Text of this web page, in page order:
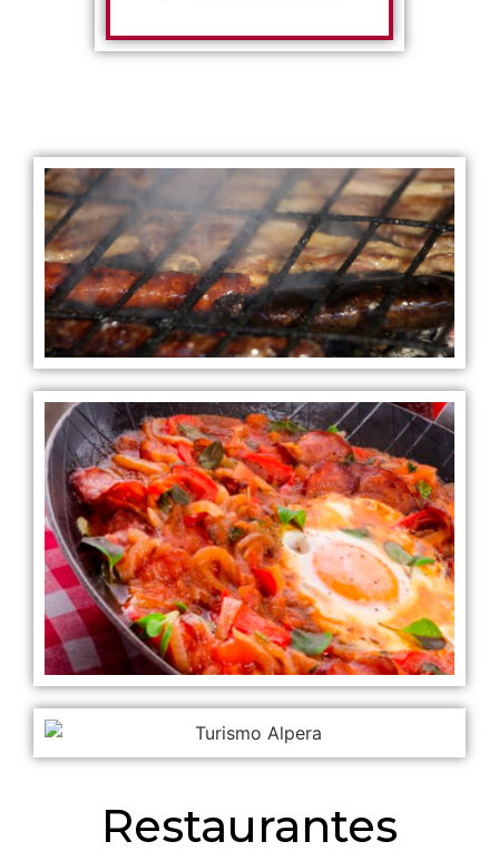
Restaurantes